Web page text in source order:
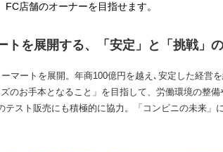
店舗のオーナーを目指せます。
トを展開する、「安定」と「挑戦」の
マートを展開。年商100億円を越え､安定した経営
のお手本となること」を目指して、労働環境の整
テスト販売にも積極的に協力。「コンビニの未来」